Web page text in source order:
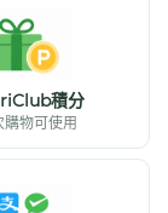
積分
購物可使用